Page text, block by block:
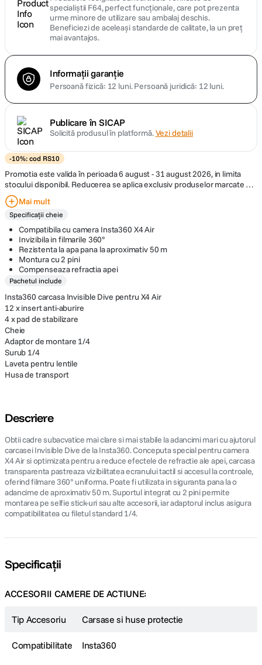
specialiștii F64, perfect funcționale, care pot prezenta
urme minore de utilizare sau ambalaj deschis.
Beneficiezi de aceleași standarde de calitate, la un preț
mai avantajos.
Informații garanție
Persoană fizică: 12 luni.Persoană juridică: 12 luni.
Publicare în SICAP
Solicită produsul în platformă.Vezi detalii
-10%: cod RS10
Promotia este valida în perioada 6 august - 31 august 2026, in limita
stocului disponibil. Reducerea se aplica exclusiv produselor marcate cu
"-10% extra cu cod: RS10" si este conditionata de utilizarea codului de
discount RS10 in cosul de cumparaturi, inainte de finalizarea comenzii.
Acest cod ofera o reducere de 10% din pretul afisat al produselor
eligibile. Compania isi rezerva dreptul de a modifica sau anula promotia
in orice moment, fara o notificare prealabila.
Mai mult
Specificații cheie
Compatibila cu camera Insta360 X4 Air
Invizibila in filmarile 360°
Rezistenta la apa pana la aproximativ 50 m
Montura cu 2 pini
Compenseaza refractia apei
Pachetul include
Insta360 carcasa Invisible Dive pentru X4 Air
12 x insert anti-aburire
4 x pad de stabilizare
Cheie
Adaptor de montare 1/4
Surub 1/4
Laveta pentru lentile
Husa de transport
Descriere
Obtii cadre subacvatice mai clare si mai stabile la adancimi mari cu ajutorul
carcasei Invisible Dive de la Insta360. Conceputa special pentru camera
X4 Air si optimizata pentru a reduce efectele de refractie ale apei, carcasa
transparenta pastreaza vizibilitatea ecranului tactil si accesul la controale,
oferind filmare 360° uniforma. Poate fi utilizata in siguranta pana la o
adancime de aproximativ 50 m. Suportul integrat cu 2 pini permite
montarea pe selfie stick-uri sau alte accesorii, iar adaptorul inclus asigura
compatibilitatea cu filetul standard 1/4.
Specificații
ACCESORII CAMERE DE ACTIUNE:
Tip Accesoriu Carsase si huse protectie
Compatibilitate Insta360